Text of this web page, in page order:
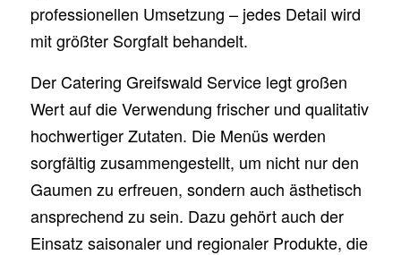
professionellen Umsetzung – jedes Detail wird
mit größter Sorgfalt behandelt.
Der Catering Greifswald Service legt großen
Wert auf die Verwendung frischer und qualitativ
hochwertiger Zutaten. Die Menüs werden
sorgfältig zusammengestellt, um nicht nur den
Gaumen zu erfreuen, sondern auch ästhetisch
ansprechend zu sein. Dazu gehört auch der
Einsatz saisonaler und regionaler Produkte, die